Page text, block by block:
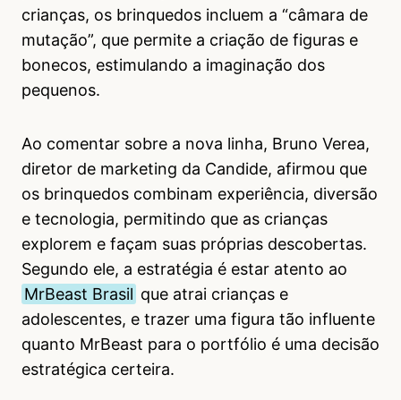
crianças, os brinquedos incluem a “câmara de
mutação”, que permite a criação de figuras e
bonecos, estimulando a imaginação dos
pequenos.
Ao comentar sobre a nova linha, Bruno Verea,
diretor de marketing da Candide, afirmou que
os brinquedos combinam experiência, diversão
e tecnologia, permitindo que as crianças
explorem e façam suas próprias descobertas.
Segundo ele, a estratégia é estar atento ao
MrBeast Brasil que atrai crianças e
adolescentes, e trazer uma figura tão influente
quanto MrBeast para o portfólio é uma decisão
estratégica certeira.